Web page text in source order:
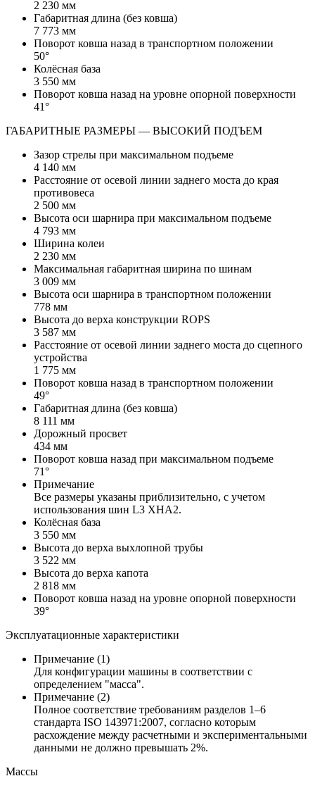
2 230 мм
Габаритная длина (без ковша)
7 773 мм
Поворот ковша назад в транспортном положении
50°
Колёсная база
3 550 мм
Поворот ковша назад на уровне опорной поверхности
41°
ГАБАРИТНЫЕ РАЗМЕРЫ — ВЫСОКИЙ ПОДЪЕМ
Зазор стрелы при максимальном подъеме
4 140 мм
Расстояние от осевой линии заднего моста до края
противовеса
2 500 мм
Высота оси шарнира при максимальном подъеме
4 793 мм
Ширина колеи
2 230 мм
Максимальная габаритная ширина по шинам
3 009 мм
Высота оси шарнира в транспортном положении
778 мм
Высота до верха конструкции ROPS
3 587 мм
Расстояние от осевой линии заднего моста до сцепного
устройства
1 775 мм
Поворот ковша назад в транспортном положении
49°
Габаритная длина (без ковша)
8 111 мм
Дорожный просвет
434 мм
Поворот ковша назад при максимальном подъеме
71°
Примечание
Все размеры указаны приблизительно, с учетом
использования шин L3 XHA2.
Колёсная база
3 550 мм
Высота до верха выхлопной трубы
3 522 мм
Высота до верха капота
2 818 мм
Поворот ковша назад на уровне опорной поверхности
39°
Эксплуатационные характеристики
Примечание (1)
Для конфигурации машины в соответствии с
определением "масса".
Примечание (2)
Полное соответствие требованиям разделов 1–6
стандарта ISO 143971:2007, согласно которым
расхождение между расчетными и экспериментальными
данными не должно превышать 2%.
Массы